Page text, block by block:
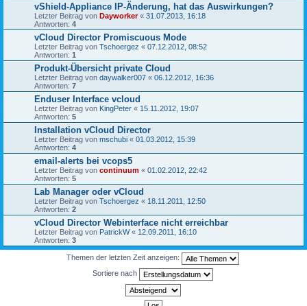
vShield-Appliance IP-Änderung, hat das Auswirkungen?
Letzter Beitrag von Dayworker« 31.07.2013, 16:18
Antworten: 4
vCloud Director Promiscuous Mode
Letzter Beitrag von Tschoergez « 07.12.2012, 08:52
Antworten: 1
Produkt-Übersicht private Cloud
Letzter Beitrag von daywalker007 « 06.12.2012, 16:36
Antworten: 7
Enduser Interface vcloud
Letzter Beitrag von KingPeter « 15.11.2012, 19:07
Antworten: 5
Installation vCloud Director
Letzter Beitrag von mschubi « 01.03.2012, 15:39
Antworten: 4
email-alerts bei vcops5
Letzter Beitrag von continuum « 01.02.2012, 22:42
Antworten: 5
Lab Manager oder vCloud
Letzter Beitrag von Tschoergez « 18.11.2011, 12:50
Antworten: 2
vCloud Director Webinterface nicht erreichbar
Letzter Beitrag von PatrickW« 12.09.2011, 16:10
Antworten: 3
Themen der letzten Zeit anzeigen:
Sortiere nach